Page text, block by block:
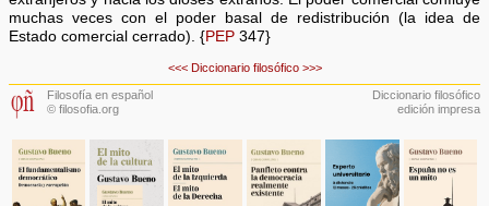
muchas veces con el poder basal de redistribución (la idea de
Estado comercial cerrado). {PEP 347}
<<< Diccionario filosófico >>>
Filosofía en español
© filosofia.org
Diccionario filosófico
edición impresa